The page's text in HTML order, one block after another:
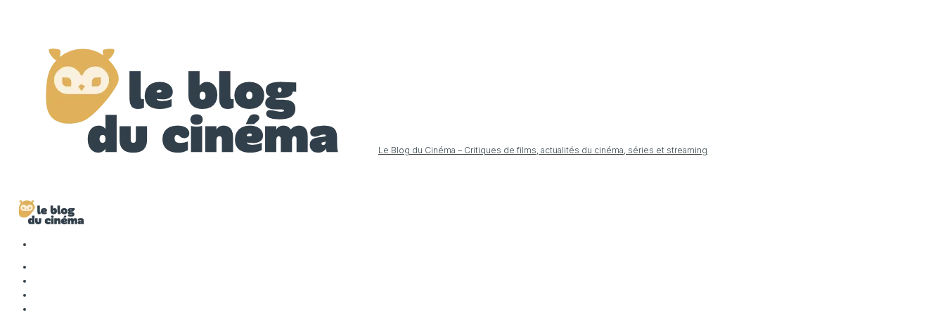
Le Blog du Cinéma – Critiques de films, actualités du cinéma, séries et streaming